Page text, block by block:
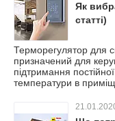
Як
статті)
Терморегулятор для
призначений для
підтримання
температури в